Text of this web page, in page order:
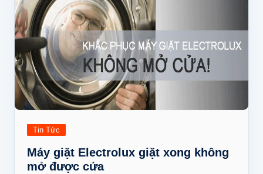
Tin Tức
Máy giặt Electrolux giặt xong không
mở được cửa